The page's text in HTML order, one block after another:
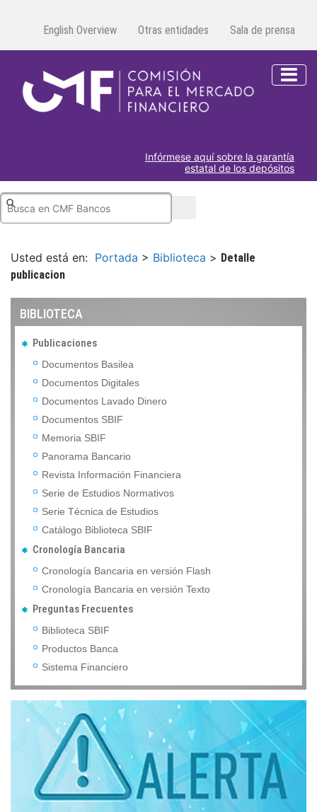
English Overview Otras entidades Sala de prensa
Infórmese aquí sobre la garantía
estatal de los depósitos
Usted está en: Portada > Biblioteca > Detalle
publicacion
BIBLIOTECA
Publicaciones
Documentos Basilea
Documentos Digitales
Documentos Lavado Dinero
Documentos SBIF
Memoria SBIF
Panorama Bancario
Revista Información Financiera
Serie de Estudios Normativos
Serie Técnica de Estudios
Catálogo Biblioteca SBIF
Cronología Bancaria
Cronología Bancaria en versión Flash
Cronología Bancaria en versión Texto
Preguntas Frecuentes
Biblioteca SBIF
Productos Banca
Sistema Financiero